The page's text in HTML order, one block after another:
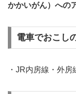
かかいがん）への
電車でおこし
・JR内房線・外房